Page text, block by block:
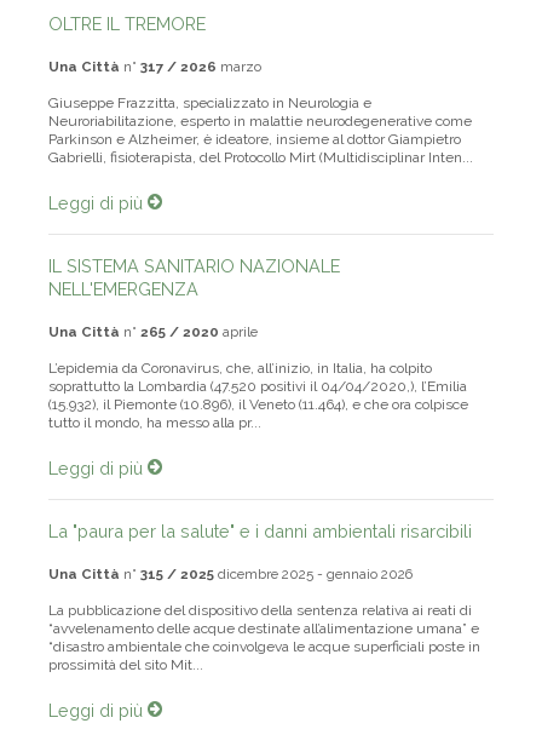
OLTRE IL TREMORE
Una Città n° 317 / 2026 marzo
Giuseppe Frazzitta, specializzato in Neurologia e
Neuroriabilitazione, esperto in malattie neurodegenerative come
Parkinson e Alzheimer, è ideatore, insieme al dottor Giampietro
Gabrielli, fisioterapista, del Protocollo Mirt (Multidisciplinar Inten...
Leggi di più
IL SISTEMA SANITARIO NAZIONALE
NELL'EMERGENZA
Una Città n° 265 / 2020 aprile
L’epidemia da Coronavirus, che, all’inizio, in Italia, ha colpito
soprattutto la Lombardia (47.520 positivi il 04/04/2020,), l’Emilia
(15.932), il Piemonte (10.896), il Veneto (11.464), e che ora colpisce
tutto il mondo, ha messo alla pr...
Leggi di più
La "paura per la salute" e i danni ambientali risarcibili
Una Città n° 315 / 2025 dicembre 2025 - gennaio 2026
La pubblicazione del dispositivo della sentenza relativa ai reati di
“avvelenamento delle acque destinate all’alimentazione umana” e
“disastro ambientale che coinvolgeva le acque superficiali poste in
prossimità del sito Mit...
Leggi di più